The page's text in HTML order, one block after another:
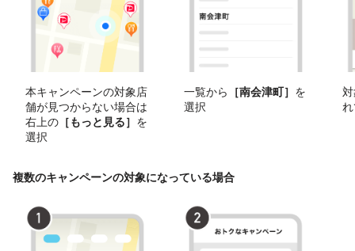
本キャンペーンの対象店
舗が見つからない場合は
右上の ［もっと見る］ を
選択
一覧から ［南会津町］ を
選択
複数のキャンペーンの対象になっている場合